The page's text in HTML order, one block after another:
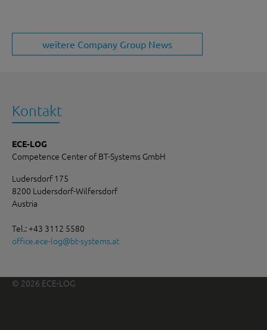
weitere Company Group News
Kontakt
ECE-LOG
Competence Center of BT-Systems GmbH
Ludersdorf 175
8200 Ludersdorf-Wilfersdorf
Austria
Tel.: +43 3112 5580
office.ece-log@bt-systems.at
© 2026 ECE-LOG